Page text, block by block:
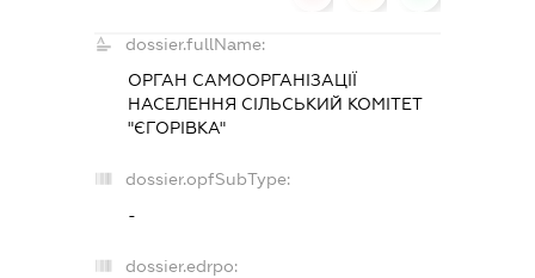
dossier.fullName:
ОРГАН САМООРГАНІЗАЦІЇ
НАСЕЛЕННЯ СІЛЬСЬКИЙ КОМІТЕТ
"ЄГОРІВКА"
dossier.opfSubType:
-
dossier.edrpo: